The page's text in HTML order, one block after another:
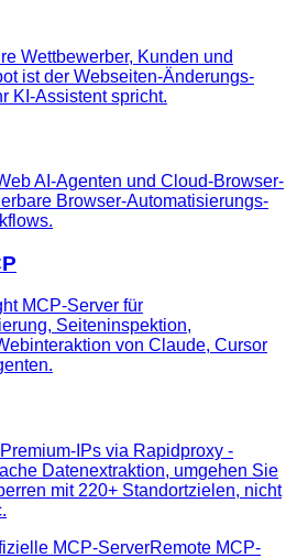
Wettbewerber, Kunden und
ist der Webseiten-Änderungs-
KI-Assistent spricht.
AI-Agenten und Cloud-Browser-
Browser-Automatisierungs-
MCP-Server für
Seiteninspektion,
von Claude, Cursor
IPs via Rapidproxy -
Datenextraktion, umgehen Sie
mit 220+ Standortzielen, nicht
MCP-ServerRemote MCP-